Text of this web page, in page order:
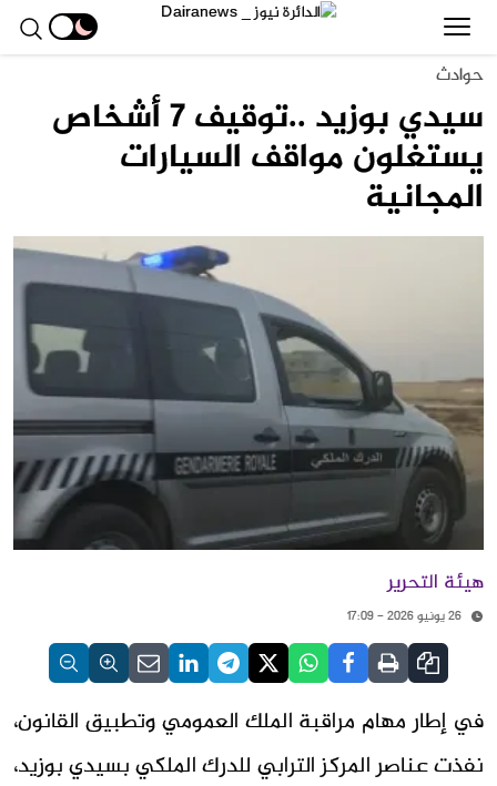
حوادث
سيدي بوزيد ..توقيف 7 أشخاص
يستغلون مواقف السيارات
المجانية
هيئة التحرير
26 يونيو 2026 - 17:09
في إطار مهام مراقبة الملك العمومي وتطبيق القانون،
نفذت عناصر المركز الترابي للدرك الملكي بسيدي بوزيد،